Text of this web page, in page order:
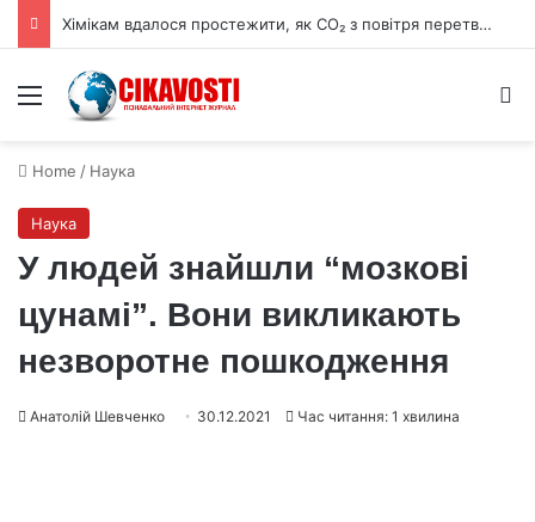
Хімікам вдалося простежити, як CO₂ з повітря перетворюється на графіт
Menu
Home / Наука
Наука
У людей знайшли “мозкові
цунамі”. Вони викликають
незворотне пошкодження
Анатолій Шевченко 30.12.2021 Час читання: 1 хвилина